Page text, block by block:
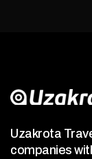
Uzakrota
companies